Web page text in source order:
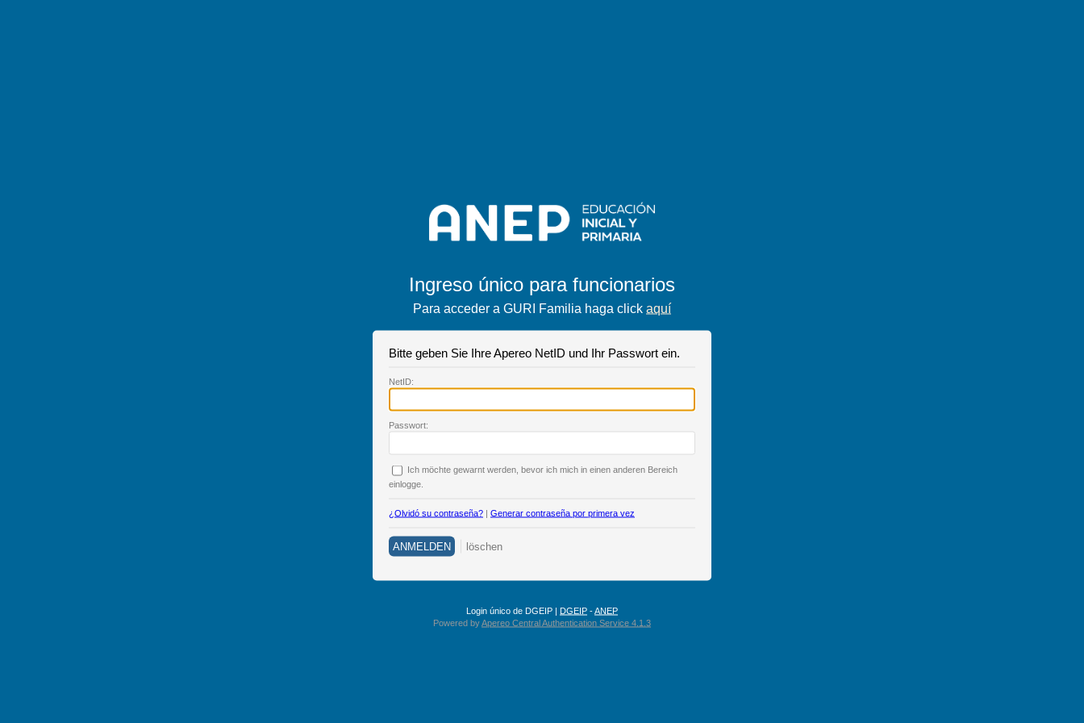
Ingreso único para funcionarios
Para acceder a GURI Familia haga click aquí
Bitte geben Sie Ihre Apereo NetID und Ihr Passwort ein.
NetID:
Passwort:
Ich möchte gewarnt werden, bevor ich mich in einen anderen Bereich
einlogge.
¿Olvidó su contraseña? | Generar contraseña por primera vez
Login único de DGEIP | DGEIP -ANEP
Powered byApereo Central Authentication Service 4.1.3